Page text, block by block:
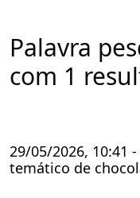
Palavra
com 1
29/05/2026, 10:41
temático de